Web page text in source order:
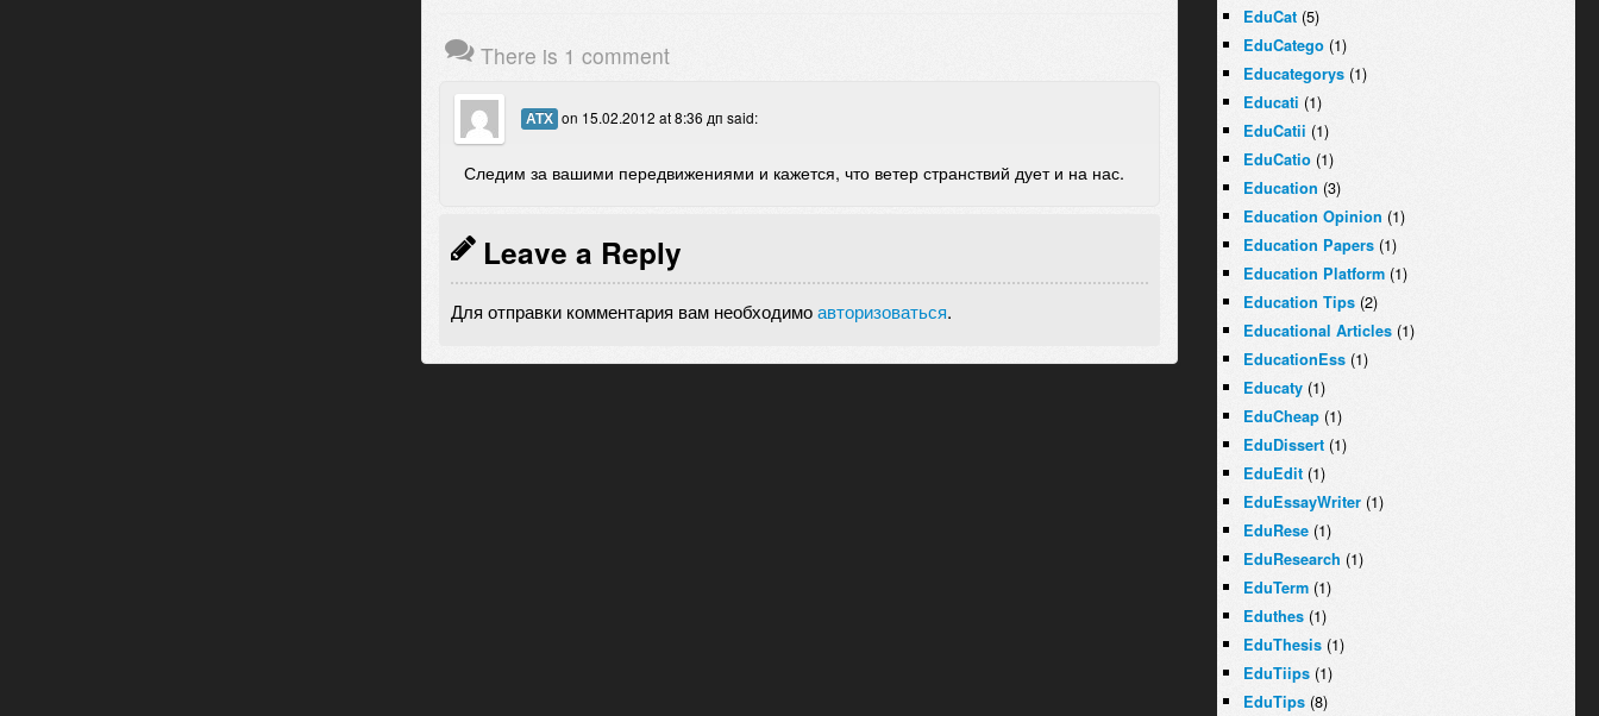
There is 1 comment
АТХ on 15.02.2012 at 8:36 дп said:
Следим за вашими передвижениями и кажется, что ветер странствий дует и на нас.
Leave a Reply
Для отправки комментария вам необходимоавторизоваться.
EduCat (5)
EduCatego (1)
Educategorys (1)
Educati (1)
EduCatii (1)
EduCatio (1)
Education (3)
Education Opinion (1)
Education Papers (1)
Education Platform (1)
Education Tips (2)
Educational Articles (1)
EducationEss (1)
Educaty (1)
EduCheap (1)
EduDissert (1)
EduEdit (1)
EduEssayWriter (1)
EduRese (1)
EduResearch (1)
EduTerm (1)
Eduthes (1)
EduThesis (1)
EduTiips (1)
EduTips (8)